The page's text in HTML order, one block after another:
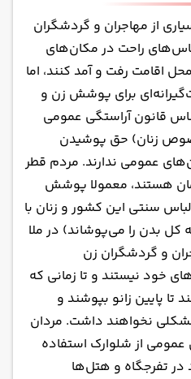
از مهاجران و گردشگران
راحت در مکان‌های
اقامت رفت و آمد کنند، اما
برای پوشش زن و
قانون آراستگی عمومی
زنان) حق پوشیدن
عمومی ندارند. مردم قطر
هستند، معمولا پوشش
لباس سنتی این کشور و زنان با
کل بدن را می‌پوشاند) در ملا
و گردشگران زن
خود نیستند و تا زمانی که
تا پایین زانو بپوشند و
نخواهند داشت. مردان
عمومی از شلوارک استفاده
در تفرجگاه و هتل‌ها